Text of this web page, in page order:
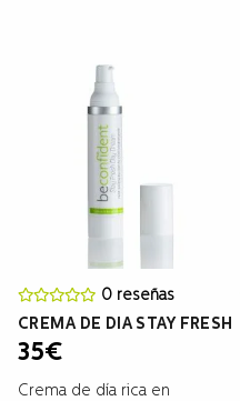
0 reseñas
CREMA DE DIA STAY FRESH
35€
Crema de día rica en